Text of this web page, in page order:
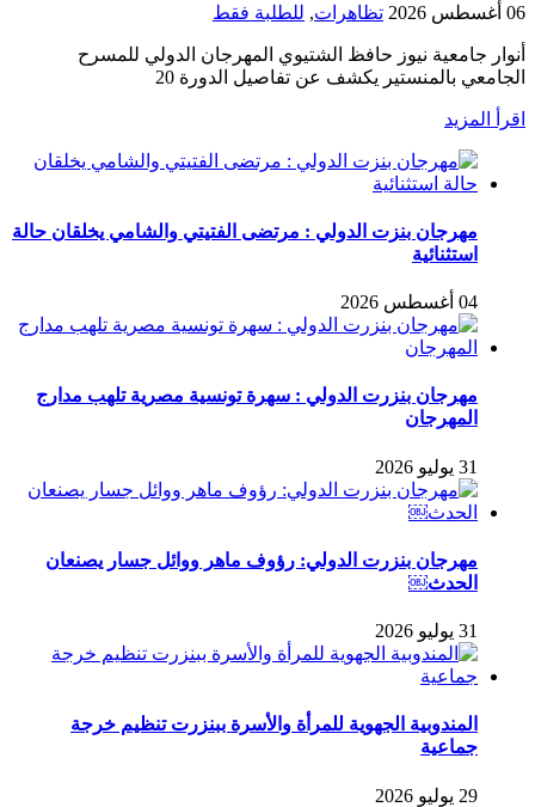
06 أغسطس 2026 تظاهرات, للطلبة فقط
أنوار جامعية نيوز حافظ الشتيوي المهرجان الدولي للمسرح
الجامعي بالمنستير يكشف عن تفاصيل الدورة 20
اقرأ المزيد
مهرجان بنزت الدولي : مرتضى الفتيتي والشامي يخلقان حالة
استثنائية
04 أغسطس 2026
مهرجان بنزرت الدولي : سهرة تونسية مصرية تلهب مدارج
المهرجان
31 يوليو 2026
مهرجان بنزرت الدولي: رؤوف ماهر ووائل جسار يصنعان
الحدث￼
31 يوليو 2026
المندوبية الجهوية للمرأة والأسرة ببنزرت تنظيم خرجة
جماعية
29 يوليو 2026